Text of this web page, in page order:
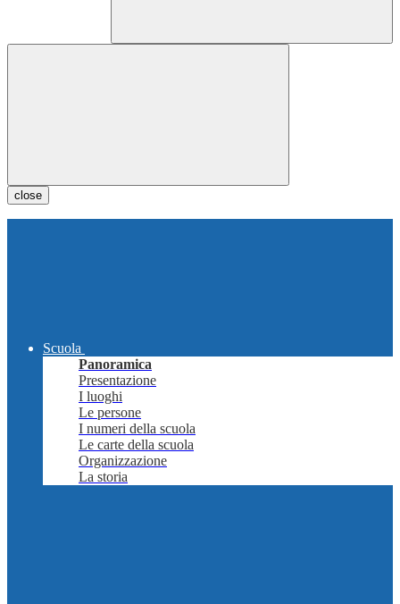
close
Scuola
Panoramica
Presentazione
I luoghi
Le persone
I numeri della scuola
Le carte della scuola
Organizzazione
La storia